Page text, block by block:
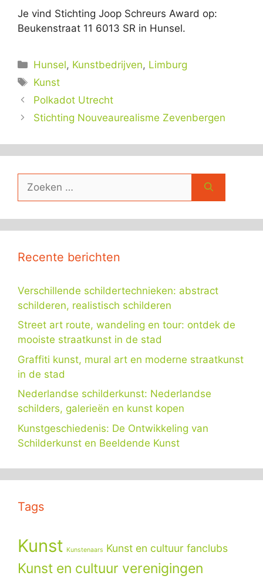
Je vind Stichting Joop Schreurs Award op:
Beukenstraat 11 6013 SR in Hunsel.
Categorieën
Hunsel, Kunstbedrijven, Limburg
Tags
Kunst
Polkadot Utrecht
Stichting Nouveaurealisme Zevenbergen
naar:
Recente berichten
Verschillende schildertechnieken: abstract
schilderen, realistisch schilderen
Street art route, wandeling en tour: ontdek de
mooiste straatkunst in de stad
Graffiti kunst, mural art en moderne straatkunst
in de stad
Nederlandse schilderkunst: Nederlandse
schilders, galerieën en kunst kopen
Kunstgeschiedenis: De Ontwikkeling van
Schilderkunst en Beeldende Kunst
Tags
Kunst Kunstenaars Kunst en cultuur fanclubs
Kunst en cultuur verenigingen